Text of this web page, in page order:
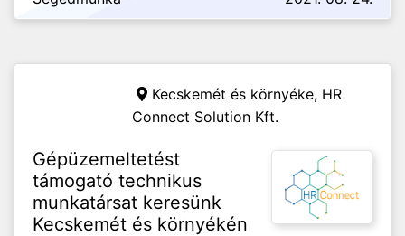
Kecskemét és környéke, HR
Connect Solution Kft.
Gépüzemeltetést
támogató technikus
munkatársat keresünk
Kecskemét és környékén